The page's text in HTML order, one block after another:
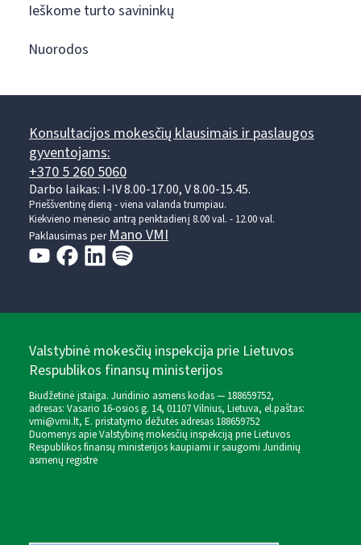
Ieškome turto savininkų
Nuorodos
Konsultacijos mokesčių klausimais ir paslaugos
gyventojams:
+370 5 260 5060
Darbo laikas: I-IV 8.00-17.00, V 8.00-15.45.
Prieššventinę dieną - viena valanda trumpiau.
Kiekvieno mėnesio antrą penktadienį 8.00 val. - 12.00 val.
Paklausimas perMano VMI
Valstybinė mokesčių inspekcija prie Lietuvos
Respublikos finansų ministerijos
Biudžetinė įstaiga. Juridinio asmens kodas — 188659752,
adresas: Vasario 16-osios g. 14, 01107 Vilnius, Lietuva, el.paštas:
vmi@vmi.lt, E. pristatymo dėžutės adresas 188659752
Duomenys apie Valstybinę mokesčių inspekciją prie Lietuvos
Respublikos finansų ministerijos kaupiami ir saugomi Juridinių
asmenų registre